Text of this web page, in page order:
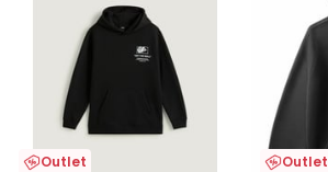
Outlet Outlet